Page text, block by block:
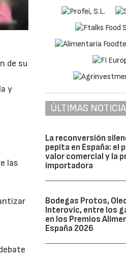
de su
y
las
ÚLTIMAS
La reconversión
pepita en España: el
valor comercial y la
importadora
Bodegas Protos,
Interovic, entre los
en los Premios
España 2026